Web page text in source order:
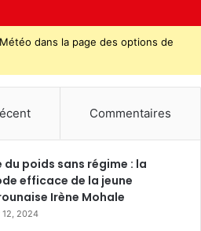
dans la page des options de
Commentaires
du poids sans régime : la
efficace de la jeune
Irène Mohale
12, 2024